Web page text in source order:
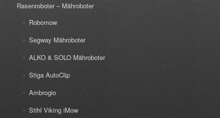
Rasenroboter – Mähroboter
Robomow
Segway Mähroboter
ALKO & SOLO Mähroboter
Stiga AutoClip
Ambrogio
Stihl Viking iMow